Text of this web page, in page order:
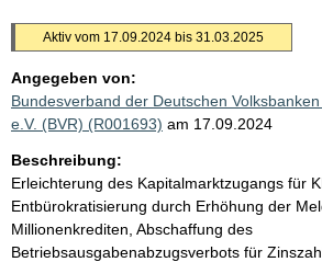
Aktiv vom 17.09.2024 bis 31.03.2025
Angegeben von:
Bundesverband der Deutschen
e.V. (BVR) (R001693) am 17.09.2024
Beschreibung:
Erleichterung des Kapitalmarktzugangs für
Entbürokratisierung durch Erhöhung der
Millionenkrediten, Abschaffung des
Betriebsausgabenabzugsverbots für